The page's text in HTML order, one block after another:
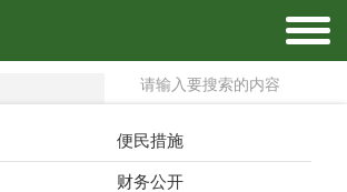
便民措施
财务公开